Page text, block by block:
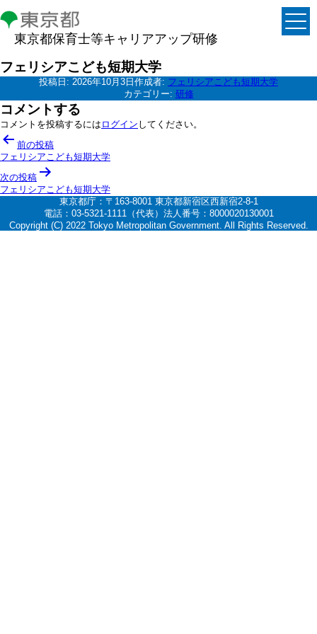
東京都保育士等キャリアアップ研修
フェリシアこども短期大学
投稿日: 2026年10月3日 作成者: フェリシアこども短期大学
カテゴリー: 研修
コメントする
コメントを投稿するには ログイン してください。
投
稿
ナ
ビ
ー
前の投稿
フェリシアこども短期大学
次の投稿
フェリシアこども短期大学
東京都庁：〒163-8001 東京都新宿区西新宿2-8-1
電話：03-5321-1111（代表）法人番号：8000020130001
Copyright (C) 2022 Tokyo Metropolitan Government. All Rights Reserved.